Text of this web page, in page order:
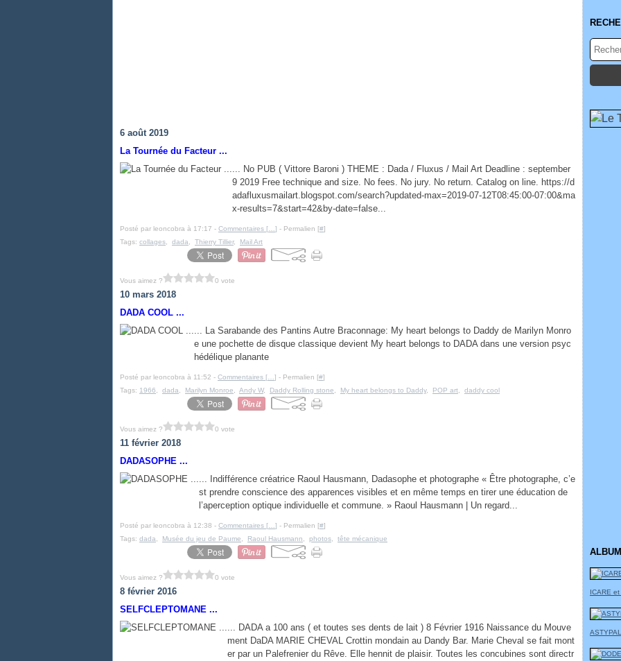
6 août 2019
La Tournée du Facteur ...
... No PUB ( Vittore Baroni ) THEME : Dada / Fluxus / Mail Art Deadline : september
9 2019 Free technique and size. No fees. No jury. No return. Catalog on line. https://d
adafluxusmailart.blogspot.com/search?updated-max=2019-07-12T08:45:00-07:00&ma
x-results=7&start=42&by-date=false...
Posté par leoncobra à 17:17 - Commentaires [ ] - Permalien [#]
Tags: collages dada Thierry Tillier, Mail Art
Vous aimez ? 0 vote
10 mars 2018
DADA COOL ...
... La Sarabande des Pantins Autre Braconnage: My heart belongs to Daddy de Marilyn Monro
e une pochette de disque classique devient My heart belongs to DADA dans une version psyc
hédélique planante
Posté par leoncobra à 11:52 - Commentaires [ ] - Permalien [#]
Tags: 1966 dada Marilyn Monroe Andy W, Daddy Rolling stone My heart belongs to Daddy, POP art daddy cool
Vous aimez ? 0 vote
11 février 2018
DADASOPHE ...
... Indifférence créatrice Raoul Hausmann, Dadasophe et photographe « Être photographe, c’e
st prendre conscience des apparences visibles et en même temps en tirer une éducation de
l’aperception optique individuelle et commune. » Raoul Hausmann | Un regard...
Posté par leoncobra à 12:38 - Commentaires [ ] - Permalien [#]
Tags: dada Musée du jeu de Paume Raoul Hausmann photos tête mécanique
Vous aimez ? 0 vote
8 février 2016
SELFCLEPTOMANE ...
... DADA a 100 ans ( et toutes ses dents de lait ) 8 Février 1916 Naissance du Mouve
ment DaDA MARIE CHEVAL Crottin mondain au Dandy Bar. Marie Cheval se fait mont
er par un Palefrenier du Rêve. Elle hennit de plaisir. Toutes les concubines sont directr
ICARE